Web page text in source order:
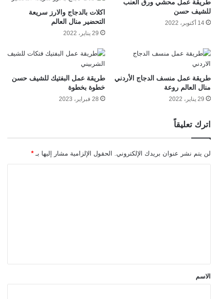
طريقة عمل محشي ورق العنب
للشيف حسن
14 أكتوبر، 2022
اكلات بالدجاج والارز سريعة
التحضير منال العالم
29 يناير، 2022
طريقة عمل منسف الدجاج الأردني
منال العالم روعة
29 يناير، 2022
طريقة عمل البفتيك للشيف حسن
خطوة بخطوة
28 فبراير، 2023
اترك تعليقاً
لن يتم نشر عنوان بريدك الإلكتروني. الحقول الإلزامية مشار إليها بـ *
*الاسم